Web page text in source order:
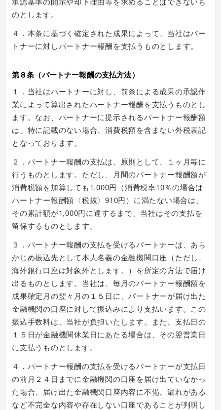
のとします。
４．本条に基づく確定された成果によって、当社はパー
トナーに対しパートナー報酬を支払うものとします。
第８条（パートナー報酬の支払方法）
１．当社はパートナーに対し、前条による成果の承認作
業によって算出されたパートナー報酬を支払うものとし
ます。なお、パートナーに提示されるパートナー報酬額
は、特に記載のない場合、消費税額を含まない外税表記
となっております。
２．パートナー報酬の支払は、原則として、１ヶ月毎に
行うものとします。ただし、月間のパートナー報酬額が
消費税額を加算しても1,000円（消費税率10％の場合は
パートナー報酬額〈税抜〉910円）に満たない場合は、
その累計額が1,000円に達するまで、当社はその支払を
留保するものとします。
３．パートナー報酬の支払を受けるパートナーは、あら
かじめ振込先として本人名義の金融機関口座（ただし、
海外銀行口座は対象外とします。）を所定の方法で届け
出るものとします。当社は、毎月のパートナー報酬額を
成果確定月の翌々月の１５日に、パートナーが届け出た
金融機関の口座に対して振込みにより支払います。この
振込手数料は、当社が負担いたします。また、支払日の
１５日が金融機関休業日にあたる場合は、その翌営業日
に支払うものとします。
４．パートナー報酬の支払を受けるパートナーが支払日
の前月２４日までに金融機関の口座を届け出ていなかっ
た場合、届け出た金融機関口座内容に不備、漏れがある
など不完全な内容や存在しない口座であることが判明し